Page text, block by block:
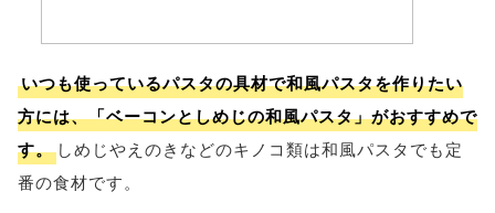
いつも使っているパスタの具材で和風パスタを作りたい
方には、「ベーコンとしめじの和風パスタ」がおすすめで
す。 しめじやえのきなどのキノコ類は和風パスタでも定
番の食材です。